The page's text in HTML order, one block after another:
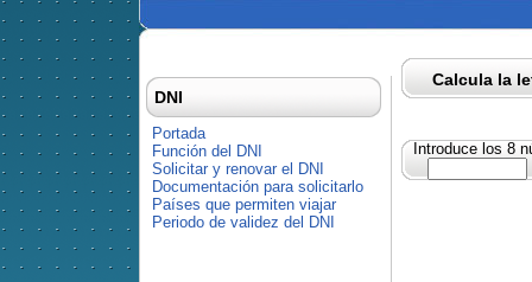
Calcula la
Introduce los 8
DNI
Portada
Función del DNI
Solicitar y renovar el DNI
Documentación para solicitarlo
Países que permiten viajar
Periodo de validez del DNI